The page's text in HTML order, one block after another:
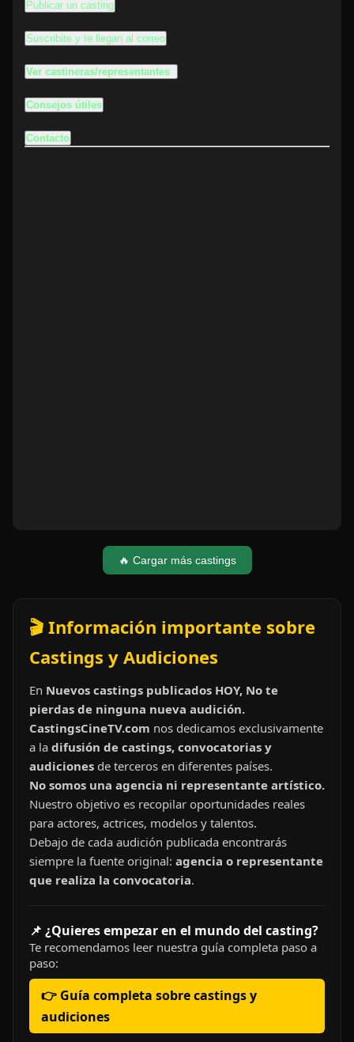
Publicar un casting
Suscribite y te llegan al correo
Ver castineras/representantes
Consejos útiles
Contacto
🔥 Cargar más castings
🎬 Información importante sobre
Castings y Audiciones
En Nuevos castings publicados HOY, No te
pierdas de ninguna nueva audición.
CastingsCineTV.com nos dedicamos exclusivamente
a la difusión de castings, convocatorias y
audiciones de terceros en diferentes países.
No somos una agencia ni representante artístico.
Nuestro objetivo es recopilar oportunidades reales
para actores, actrices, modelos y talentos.
Debajo de cada audición publicada encontrarás
siempre la fuente original: agencia o representante
que realiza la convocatoria.
📌 ¿Quieres empezar en el mundo del casting?
Te recomendamos leer nuestra guía completa paso a
paso:
👉 Guía completa sobre castings y
audiciones